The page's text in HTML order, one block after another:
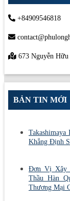
+84909546818
673 Nguyễn
BẢN TIN MỚI
Khẳng Định
Đơn Vị Xây
Thầu Hàn
Thương Mại